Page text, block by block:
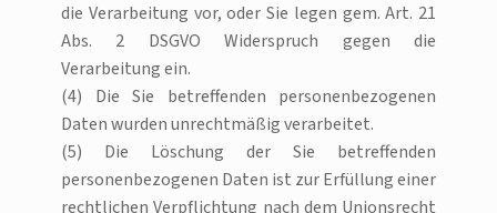
die Verarbeitung vor, oder Sie legen gem. Art. 21
Abs. 2 DSGVO Widerspruch gegen die
Verarbeitung ein.
(4) Die Sie betreffenden personenbezogenen
Daten wurden unrechtmäßig verarbeitet.
(5) Die Löschung der Sie betreffenden
personenbezogenen Daten ist zur Erfüllung einer
rechtlichen Verpflichtung nach dem Unionsrecht